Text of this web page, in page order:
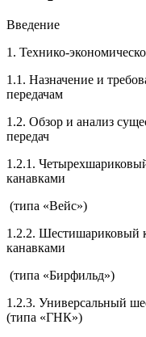
1. Технико-
1.1. Назначение и
передачам
1.2. Обзор и анализ
передач
1.2.1.
канавками
(типа «Вейс»)
1.2.2. Шестишариковый
канавками
(типа «Бирфильд»)
1.2.3. Универсальный
(типа «ГНК»)